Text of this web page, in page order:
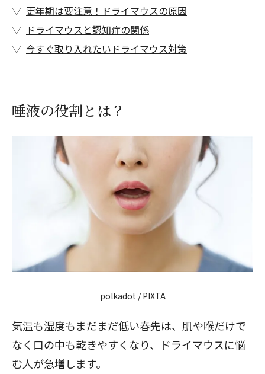
更年期は要注意！ドライマウスの原因
ドライマウスと認知症の関係
今すぐ取り入れたいドライマウス対策
唾液の役割とは？
polkadot / PIXTA
気温も湿度もまだまだ低い春先は、肌や喉だけで
なく口の中も乾きやすくなり、ドライマウスに悩
む人が急増します。